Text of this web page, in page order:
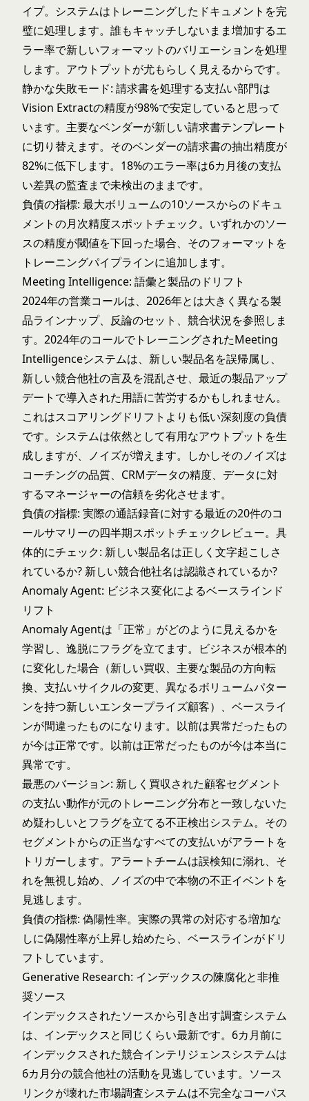
イプ。システムはトレーニングしたドキュメントを完
璧に処理します。誰もキャッチしないまま増加するエ
ラー率で新しいフォーマットのバリエーションを処理
します。アウトプットが尤もらしく見えるからです。
静かな失敗モード: 請求書を処理する支払い部門は
Vision Extractの精度が98%で安定していると思って
います。主要なベンダーが新しい請求書テンプレート
に切り替えます。そのベンダーの請求書の抽出精度が
82%に低下します。18%のエラー率は6カ月後の支払
い差異の監査まで未検出のままです。
負債の指標: 最大ボリュームの10ソースからのドキュ
メントの月次精度スポットチェック。いずれかのソー
スの精度が閾値を下回った場合、そのフォーマットを
トレーニングパイプラインに追加します。
Meeting Intelligence: 語彙と製品のドリフト
2024年の営業コールは、2026年とは大きく異なる製
品ラインナップ、反論のセット、競合状況を参照しま
す。2024年のコールでトレーニングされたMeeting
Intelligenceシステムは、新しい製品名を誤帰属し、
新しい競合他社の言及を混乱させ、最近の製品アップ
デートで導入された用語に苦労するかもしれません。
これはスコアリングドリフトよりも低い深刻度の負債
です。システムは依然として有用なアウトプットを生
成しますが、ノイズが増えます。しかしそのノイズは
コーチングの品質、CRMデータの精度、データに対
するマネージャーの信頼を劣化させます。
負債の指標: 実際の通話録音に対する最近の20件のコ
ールサマリーの四半期スポットチェックレビュー。具
体的にチェック: 新しい製品名は正しく文字起こしさ
れているか? 新しい競合他社名は認識されているか?
Anomaly Agent: ビジネス変化によるベースラインド
リフト
Anomaly Agentは「正常」がどのように見えるかを
学習し、逸脱にフラグを立てます。ビジネスが根本的
に変化した場合（新しい買収、主要な製品の方向転
換、支払いサイクルの変更、異なるボリュームパター
ンを持つ新しいエンタープライズ顧客）、ベースライ
ンが間違ったものになります。以前は異常だったもの
が今は正常です。以前は正常だったものが今は本当に
異常です。
最悪のバージョン: 新しく買収された顧客セグメント
の支払い動作が元のトレーニング分布と一致しないた
め疑わしいとフラグを立てる不正検出システム。その
セグメントからの正当なすべての支払いがアラートを
トリガーします。アラートチームは誤検知に溺れ、そ
れを無視し始め、ノイズの中で本物の不正イベントを
見逃します。
負債の指標: 偽陽性率。実際の異常の対応する増加な
しに偽陽性率が上昇し始めたら、ベースラインがドリ
フトしています。
Generative Research: インデックスの陳腐化と非推
奨ソース
インデックスされたソースから引き出す調査システム
は、インデックスと同じくらい最新です。6カ月前に
インデックスされた競合インテリジェンスシステムは
6カ月分の競合他社の活動を見逃しています。ソース
リンクが壊れた市場調査システムは不完全なコーパス